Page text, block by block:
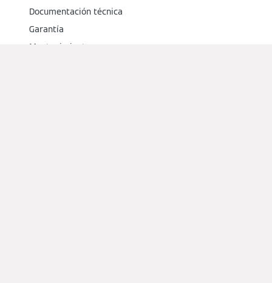
Documentación técnica
Garantía
Mantenimiento